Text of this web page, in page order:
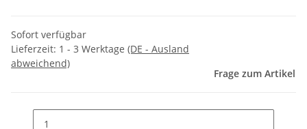
Sofort verfügbar
Lieferzeit: 1 - 3 Werktage (DE - Ausland
abweichend)
Frage zum Artikel